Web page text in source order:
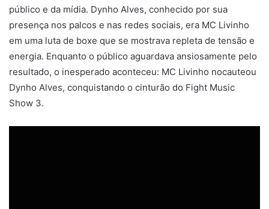
público e da mídia. Dynho Alves, conhecido por sua
presença nos palcos e nas redes sociais, era MC Livinho
em uma luta de boxe que se mostrava repleta de tensão e
energia. Enquanto o público aguardava ansiosamente pelo
resultado, o inesperado aconteceu: MC Livinho nocauteou
Dynho Alves, conquistando o cinturão do Fight Music
Show 3.